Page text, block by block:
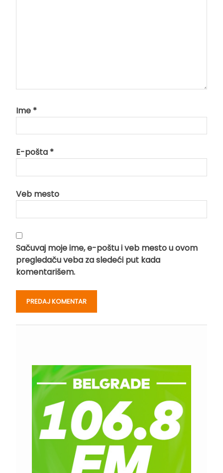
Ime *
E-pošta *
Veb mesto
Sačuvaj moje ime, e-poštu i veb mesto u ovom
pregledaču veba za sledeći put kada
komentarišem.